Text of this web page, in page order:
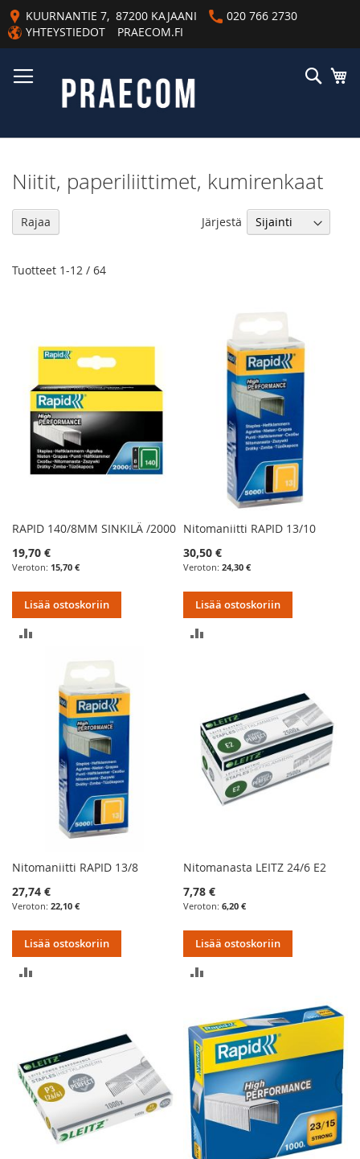
Skip
to
Content
KUURNANTIE 7, 87200 KAJAANI
020 766 2730
YHTEYSTIEDOT
PRAECOM.FI
Haku
Niitit, paperiliittimet, kumirenkaat
Tuotteet 1-12 / 64
Järjestä
RAPID 140/8MM SINKILÄ /2000
19,70 €
15,70 €
Lisää ostoskoriin
VERTAILUUN
Nitomaniitti RAPID 13/10
30,50 €
24,30 €
Lisää ostoskoriin
Nitomaniitti RAPID 13/8
27,74 €
22,10 €
Lisää ostoskoriin
Nitomanasta LEITZ 24/6 E2
7,78 €
6,20 €
Lisää ostoskoriin
Rajaa